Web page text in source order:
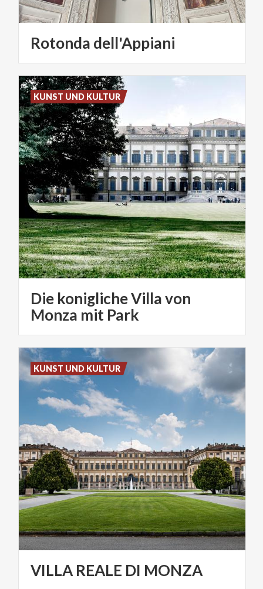
Rotonda dell'Appiani
Die konigliche Villa von
Monza mit Park
KUNST UND KULTUR
VILLA REALE DI MONZA
KUNST UND KULTUR